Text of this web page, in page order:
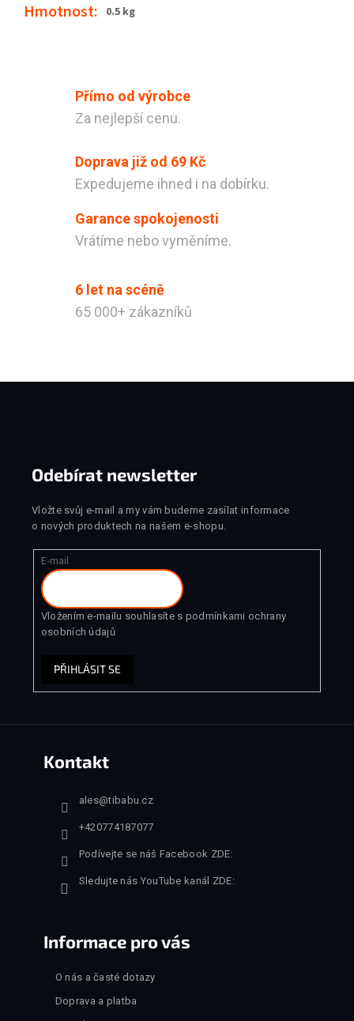
Přímo od výrobce
Za nejlepší cenu.
Doprava již od 69 Kč
Expedujeme ihned i na dobírku.
Garance spokojenosti
Vrátíme nebo vyměníme.
6 let na scéně
65 000+ zákazníků
Hmotnost: 0.5 kg
Odebírat newsletter
Vložte svůj e-mail a my vám budeme zasílat informace
o nových produktech na našem e-shopu.
E-mail
Vložením e-mailu souhlasíte s podmínkami ochrany
osobních údajů
PŘIHLÁSIT SE
Kontakt
ales@tibabu.cz
+420774187077
Podívejte se náš Facebook ZDE:
Sledujte nás YouTube kanál ZDE:
Informace pro vás
O nás a časté dotazy
Doprava a platba